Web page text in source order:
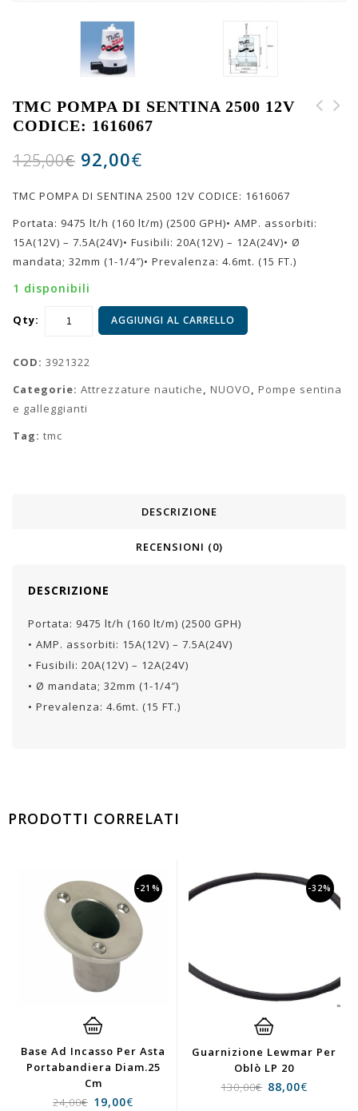
TMC POMPA DI SENTINA 2500 12V
CODICE: 1616067
125,00€ 92,00€
TMC POMPA DI SENTINA 2500 12V CODICE: 1616067
Portata: 9475 lt/h (160 lt/m) (2500 GPH)• AMP. assorbiti:
15A(12V) – 7.5A(24V)• Fusibili: 20A(12V) – 12A(24V)• Ø
mandata; 32mm (1-1/4″)• Prevalenza: 4.6mt. (15 FT.)
1 disponibili
Qty: AGGIUNGI AL CARRELLO
COD: 3921322
Categorie: Attrezzature nautiche NUOVO
Pompe sentina
e galleggianti
Tag: tmc
DESCRIZIONE
RECENSIONI (0)
DESCRIZIONE
Portata: 9475 lt/h (160 lt/m) (2500 GPH)
• AMP. assorbiti: 15A(12V) – 7.5A(24V)
• Fusibili: 20A(12V) – 12A(24V)
• Ø mandata; 32mm (1-1/4″)
• Prevalenza: 4.6mt. (15 FT.)
PRODOTTI CORRELATI
-21%
Base Ad Incasso Per Asta
Portabandiera Diam.25
Cm
24,00€ 19,00€
-32%
Guarnizione Lewmar Per
Oblò LP 20
130,00€ 88,00€